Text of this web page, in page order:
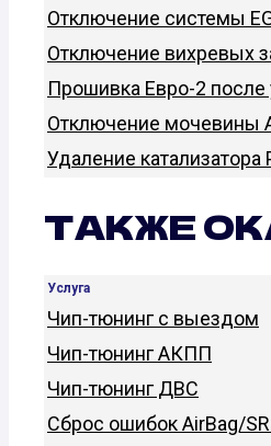
Отключение системы
Отключение вихревых
Прошивка Евро-2 после
Отключение мочевины
Удаление катализатора
ТАКЖЕ
Услуга
Чип-тюнинг с выездом
Чип-тюнинг АКПП
Чип-тюнинг ДВС
Сброс ошибок AirBag/